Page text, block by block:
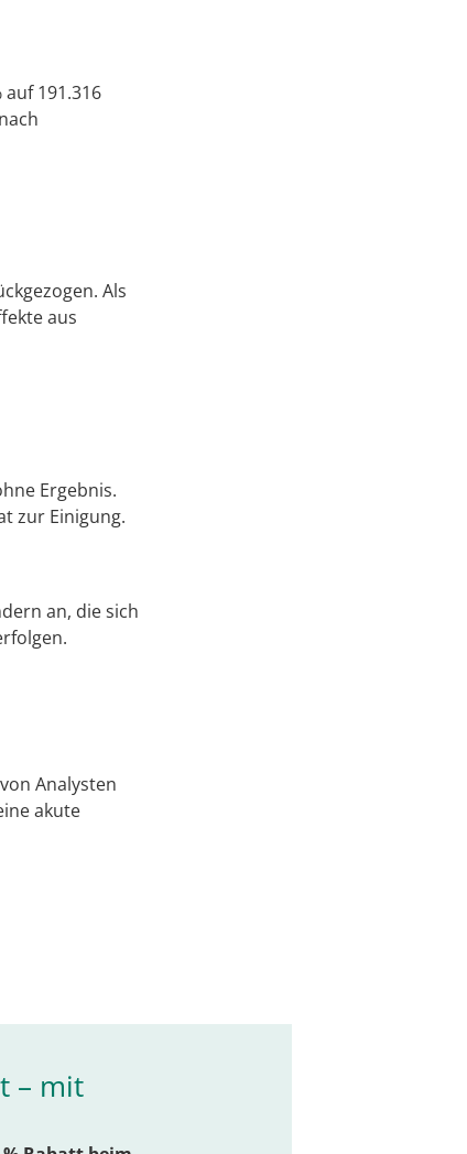
191.316
Als
aus
Ergebnis.
zur Einigung.
an, die sich
Analysten
akute
– mit